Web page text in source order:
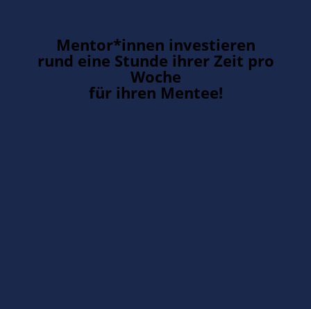
Mentor*innen investieren
rund eine Stunde ihrer Zeit pro
Woche
für ihren Mentee!